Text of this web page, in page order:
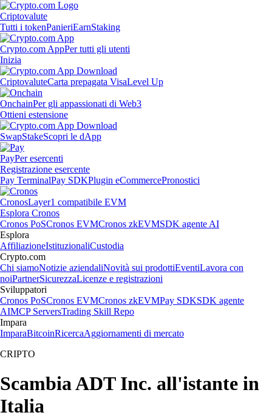
Criptovalute
Tutti i tokenPanieriEarnStaking
Crypto.com AppPer tutti gli utenti
Inizia
CriptovaluteCarta prepagata VisaLevel Up
OnchainPer gli appassionati di Web3
Ottieni estensione
SwapStakeScopri le dApp
PayPer esercenti
Registrazione esercente
Pay TerminalPay SDKPlugin eCommercePronostici
CronosLayer1 compatibile EVM
Esplora Cronos
Cronos PoSCronos EVMCronos zkEVMSDK agente AI
Esplora
AffiliazioneIstituzionaliCustodia
Crypto.com
Chi siamoNotizie aziendaliNovità sui prodottiEventiLavora con
noiPartnerSicurezzaLicenze e registrazioni
Sviluppatori
Cronos PoSCronos EVMCronos zkEVMPay SDKSDK agente
AIMCP ServersTrading Skill Repo
Impara
ImparaBitcoinRicercaAggiornamenti di mercato
CRIPTO
Scambia ADT Inc. all'istante in
Italia